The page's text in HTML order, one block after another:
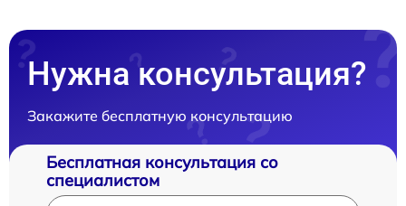
Нужна консультация?
Закажите бесплатную консультацию
Бесплатная консультация со
специалистом